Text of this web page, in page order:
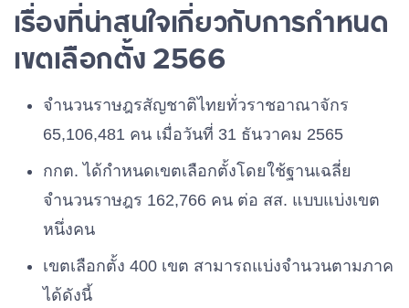
เรื่องที่น่าสนใจเกี่ยวกับการกำหนด
เขตเลือกตั้ง 2566
จำนวนราษฎรสัญชาติไทยทั่วราชอาณาจักร
65,106,481 คน เมื่อวันที่ 31 ธันวาคม 2565
กกต. ได้กำหนดเขตเลือกตั้งโดยใช้ฐานเฉลี่ย
จำนวนราษฎร 162,766 คน ต่อ สส. แบบแบ่งเขต
หนึ่งคน
เขตเลือกตั้ง 400 เขต สามารถแบ่งจำนวนตามภาค
ได้ดังนี้